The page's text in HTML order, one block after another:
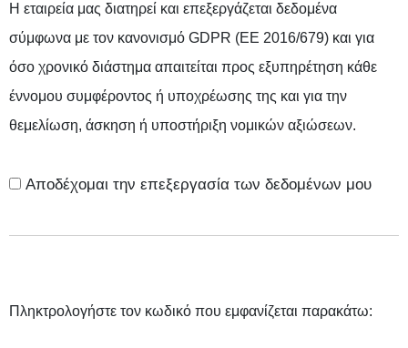
Η εταιρεία μας διατηρεί και επεξεργάζεται δεδομένα
σύμφωνα με τον κανονισμό GDPR (EE 2016/679) και για
όσο χρονικό διάστημα απαιτείται προς εξυπηρέτηση κάθε
έννομου συμφέροντος ή υποχρέωσης της και για την
θεμελίωση, άσκηση ή υποστήριξη νομικών αξιώσεων.
Αποδέχομαι την επεξεργασία των δεδομένων μου
Πληκτρολογήστε τον κωδικό που εμφανίζεται παρακάτω: